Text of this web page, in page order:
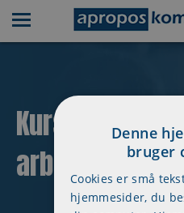
Denne
bruger
Cookies er små
hjemmesider, du